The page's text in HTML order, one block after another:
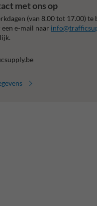
met ons op
(van 8.00 tot 17.00) te
e-mail naar